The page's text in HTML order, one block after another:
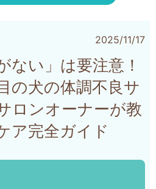
2025/11/17
ない」は要注意！
の犬の体調不良サ
ロンオーナーが教
ア完全ガイド